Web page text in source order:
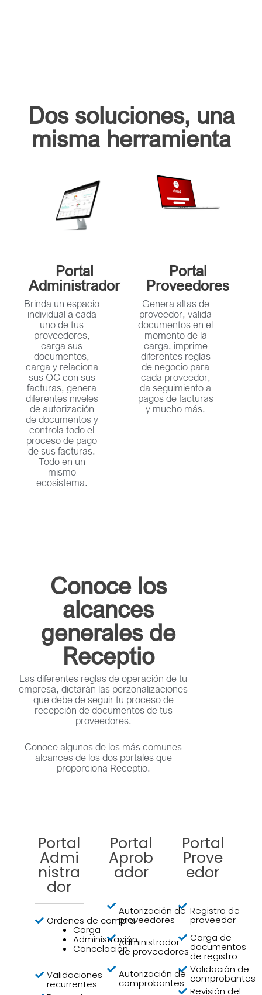
Dos soluciones, una
misma herramienta
Portal
Administrador
Brinda un espacio
individual a cada
uno de tus
proveedores,
carga sus
documentos,
carga y relaciona
sus OC con sus
facturas, genera
diferentes niveles
de autorización
de documentos y
controla todo el
proceso de pago
de sus facturas.
Todo en un
mismo
ecosistema.
Portal
Proveedores
Genera altas de
proveedor, valida
documentos en el
momento de la
carga, imprime
diferentes reglas
de negocio para
cada proveedor,
da seguimiento a
pagos de facturas
y mucho más.
Conoce los
alcances
generales de
Receptio
Las diferentes reglas de operación de tu
empresa, dictarán las perzonalizaciones
que debe de seguir tu proceso de
recepción de documentos de tus
proveedores.
Conoce algunos de los más comunes
alcances de los dos portales que
proporciona Receptio.
Portal
Admi
nistra
dor
Ordenes de compra
Carga
Administración
Cancelación
Validaciones
recurrentes
Portal
Aprob
ador
Autorización de
proveedores
Administrador
de proveedores
Autorización de
comprobantes
Portal
Prove
edor
Registro de
proveedor
Carga de
documentos
de registro
Validación de
comprobantes
Revisión del